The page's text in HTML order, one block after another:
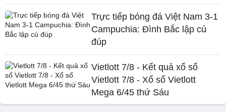
Trực tiếp bóng đá Việt Nam 3-1
Campuchia: Đình Bắc lập cú
đúp
Vietlott 7/8 - Kết quả xổ số
Vietlott 7/8 - Xổ số Vietlott
Mega 6/45 thứ Sáu